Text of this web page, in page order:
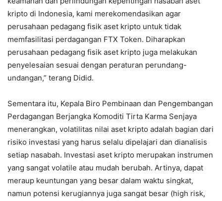
kripto di Indonesia, kami merekomendasikan agar
perusahaan pedagang fisik aset kripto untuk tidak
memfasilitasi perdagangan FTX Token. Diharapkan
perusahaan pedagang fisik aset kripto juga melakukan
penyelesaian sesuai dengan peraturan perundang-
undangan,” terang Didid.
Sementara itu, Kepala Biro Pembinaan dan Pengembangan
Perdagangan Berjangka Komoditi Tirta Karma Senjaya
menerangkan, volatilitas nilai aset kripto adalah bagian dari
risiko investasi yang harus selalu dipelajari dan dianalisis
setiap nasabah. Investasi aset kripto merupakan instrumen
yang sangat volatile atau mudah berubah. Artinya, dapat
meraup keuntungan yang besar dalam waktu singkat,
namun potensi kerugiannya juga sangat besar (high risk,